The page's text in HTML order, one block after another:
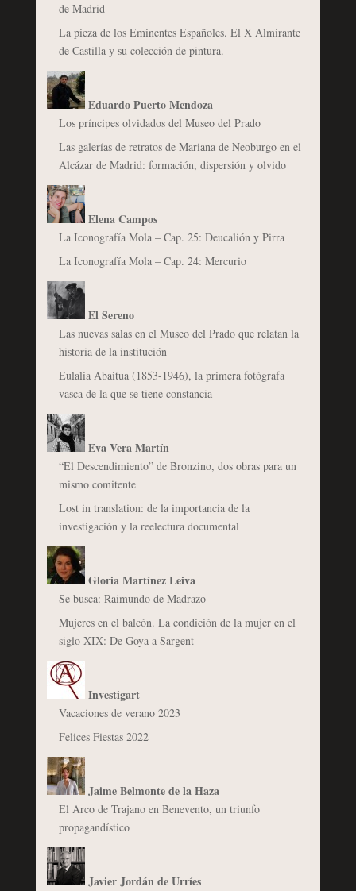
de Madrid
La pieza de los Eminentes Españoles. El X Almirante
de Castilla y su colección de pintura.
Eduardo Puerto Mendoza
Los príncipes olvidados del Museo del Prado
Las galerías de retratos de Mariana de Neoburgo en el
Alcázar de Madrid: formación, dispersión y olvido
Elena Campos
La Iconografía Mola – Cap. 25: Deucalión y Pirra
La Iconografía Mola – Cap. 24: Mercurio
El Sereno
Las nuevas salas en el Museo del Prado que relatan la
historia de la institución
Eulalia Abaitua (1853-1946), la primera fotógrafa
vasca de la que se tiene constancia
Eva Vera Martín
“El Descendimiento” de Bronzino, dos obras para un
mismo comitente
Lost in translation: de la importancia de la
investigación y la reelectura documental
Gloria Martínez Leiva
Se busca: Raimundo de Madrazo
Mujeres en el balcón. La condición de la mujer en el
siglo XIX: De Goya a Sargent
Investigart
Vacaciones de verano 2023
Felices Fiestas 2022
Jaime Belmonte de la Haza
El Arco de Trajano en Benevento, un triunfo
propagandístico
Javier Jordán de Urríes